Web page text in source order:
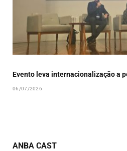
Evento leva internacionalização a
06/07/2026
ANBA CAST